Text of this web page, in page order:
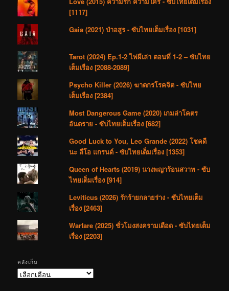
[1117]
Gaia (2021) ป่าอสูร - ซับไทยเต็มเรื่อง [1031]
Tarot (2024) Ep.1-2 ไพ่ผีเล่า ตอนที่ 1-2 – ซับไทย
เต็มเรื่อง [2088-2089]
Psycho Killer (2026) ฆาตกรโรคจิต - ซับไทย
เต็มเรื่อง [2384]
Most Dangerous Game (2020) เกมล่าโคตร
อันตราย - ซับไทยเต็มเรื่อง [682]
Good Luck to You, Leo Grande (2022) โชคดี
นะ ลีโอ แกรนด์ - ซับไทยเต็มเรื่อง [1353]
Queen of Hearts (2019) นางพญาร้อนสวาท - ซับ
ไทยเต็มเรื่อง [914]
Leviticus (2026) รักร้ายกลายร่าง - ซับไทยเต็ม
เรื่อง [2463]
Warfare (2025) ชั่วโมงสงครามเดือด - ซับไทยเต็ม
เรื่อง [2203]
คลังเก็บ
คลัง